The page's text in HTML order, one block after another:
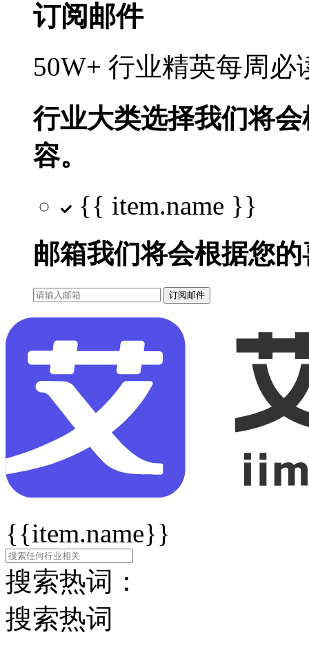
订阅邮件
50W+ 行业精英每周
行业大类选择我们将
容。
{{ item.name }}
邮箱我们将会根据您
订阅邮件
{{item.name}}
搜索热词：
搜索热词